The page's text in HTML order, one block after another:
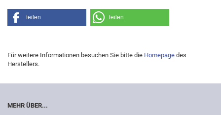
teilen teilen
Für weitere Informationen besuchen Sie bitte die Homepage des
Herstellers.
MEHR ÜBER...